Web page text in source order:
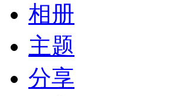
相册
主题
分享